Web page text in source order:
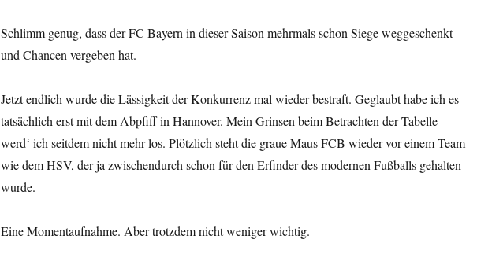
Schlimm genug, dass der FC Bayern in dieser Saison mehrmals schon Siege weggeschenkt
und Chancen vergeben hat.
Jetzt endlich wurde die Lässigkeit der Konkurrenz mal wieder bestraft. Geglaubt habe ich es
tatsächlich erst mit dem Abpfiff in Hannover. Mein Grinsen beim Betrachten der Tabelle
werd‘ ich seitdem nicht mehr los. Plötzlich steht die graue Maus FCB wieder vor einem Team
wie dem HSV, der ja zwischendurch schon für den Erfinder des modernen Fußballs gehalten
wurde.
Eine Momentaufnahme. Aber trotzdem nicht weniger wichtig.